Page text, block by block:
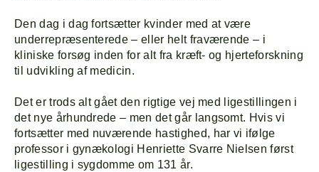
Den dag i dag fortsætter kvinder med at være
underrepræsenterede – eller helt fraværende – i
kliniske forsøg inden for alt fra kræft- og hjerteforskning
til udvikling af medicin.
Det er trods alt gået den rigtige vej med ligestillingen i
det nye århundrede – men det går langsomt. Hvis vi
fortsætter med nuværende hastighed, har vi ifølge
professor i gynækologi Henriette Svarre Nielsen først
ligestilling i sygdomme om 131 år.